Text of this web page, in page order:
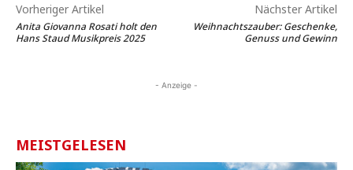
Vorheriger Artikel
Anita Giovanna Rosati holt den
Hans Staud Musikpreis 2025
Nächster Artikel
Weihnachtszauber: Geschenke,
Genuss und Gewinn
- Anzeige -
MEISTGELESEN